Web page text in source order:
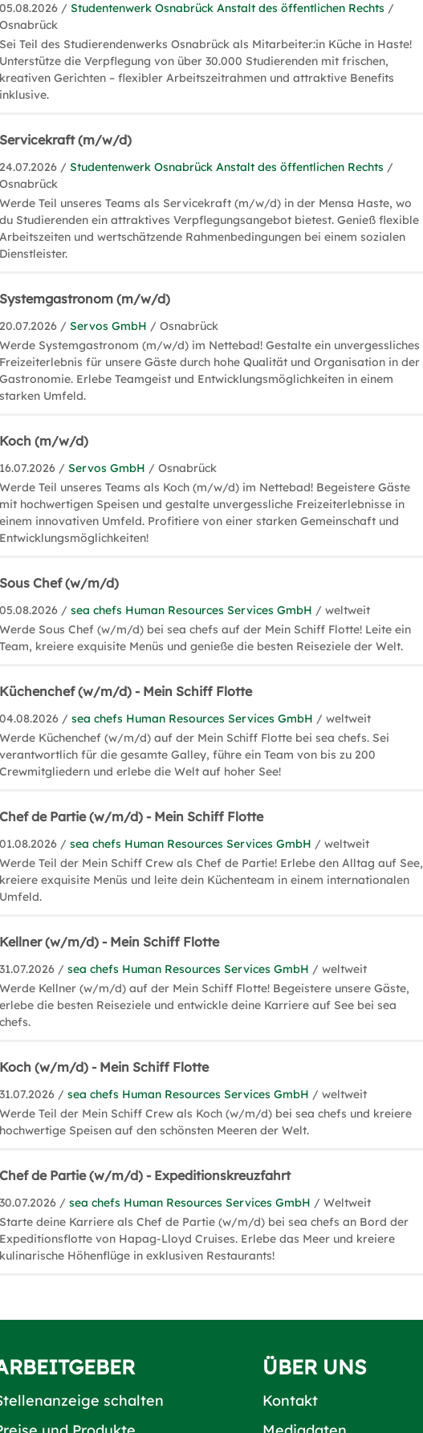
05.08.2026 /Studentenwerk Osnabrück Anstalt des öffentlichen Rechts /
Osnabrück
Sei Teil des Studierendenwerks Osnabrück als Mitarbeiter:in Küche in Haste!
Unterstütze die Verpflegung von über 30.000 Studierenden mit frischen,
kreativen Gerichten – flexibler Arbeitszeitrahmen und attraktive Benefits
inklusive.
Servicekraft (m/w/d)
24.07.2026 /Studentenwerk Osnabrück Anstalt des öffentlichen Rechts /
Osnabrück
Werde Teil unseres Teams als Servicekraft (m/w/d) in der Mensa Haste, wo
du Studierenden ein attraktives Verpflegungsangebot bietest. Genieß flexible
Arbeitszeiten und wertschätzende Rahmenbedingungen bei einem sozialen
Dienstleister.
Systemgastronom (m/w/d)
20.07.2026 /Servos GmbH / Osnabrück
Werde Systemgastronom (m/w/d) im Nettebad! Gestalte ein unvergessliches
Freizeiterlebnis für unsere Gäste durch hohe Qualität und Organisation in der
Gastronomie. Erlebe Teamgeist und Entwicklungsmöglichkeiten in einem
starken Umfeld.
Koch (m/w/d)
16.07.2026 /Servos GmbH / Osnabrück
Werde Teil unseres Teams als Koch (m/w/d) im Nettebad! Begeistere Gäste
mit hochwertigen Speisen und gestalte unvergessliche Freizeiterlebnisse in
einem innovativen Umfeld. Profitiere von einer starken Gemeinschaft und
Entwicklungsmöglichkeiten!
Sous Chef (w/m/d)
05.08.2026 /sea chefs Human Resources Services GmbH / weltweit
Werde Sous Chef (w/m/d) bei sea chefs auf der Mein Schiff Flotte! Leite ein
Team, kreiere exquisite Menüs und genieße die besten Reiseziele der Welt.
Küchenchef (w/m/d) - Mein Schiff Flotte
04.08.2026 /sea chefs Human Resources Services GmbH / weltweit
Werde Küchenchef (w/m/d) auf der Mein Schiff Flotte bei sea chefs. Sei
verantwortlich für die gesamte Galley, führe ein Team von bis zu 200
Crewmitgliedern und erlebe die Welt auf hoher See!
Chef de Partie (w/m/d) - Mein Schiff Flotte
01.08.2026 /sea chefs Human Resources Services GmbH / weltweit
Werde Teil der Mein Schiff Crew als Chef de Partie! Erlebe den Alltag auf See,
kreiere exquisite Menüs und leite dein Küchenteam in einem internationalen
Umfeld.
Kellner (w/m/d) - Mein Schiff Flotte
31.07.2026 /sea chefs Human Resources Services GmbH / weltweit
Werde Kellner (w/m/d) auf der Mein Schiff Flotte! Begeistere unsere Gäste,
erlebe die besten Reiseziele und entwickle deine Karriere auf See bei sea
chefs.
Koch (w/m/d) - Mein Schiff Flotte
31.07.2026 /sea chefs Human Resources Services GmbH / weltweit
Werde Teil der Mein Schiff Crew als Koch (w/m/d) bei sea chefs und kreiere
hochwertige Speisen auf den schönsten Meeren der Welt.
Chef de Partie (w/m/d) - Expeditionskreuzfahrt
30.07.2026 /sea chefs Human Resources Services GmbH / Weltweit
Starte deine Karriere als Chef de Partie (w/m/d) bei sea chefs an Bord der
Expeditionsflotte von Hapag-Lloyd Cruises. Erlebe das Meer und kreiere
kulinarische Höhenflüge in exklusiven Restaurants!
schalten
ÜBER UNS
Kontakt